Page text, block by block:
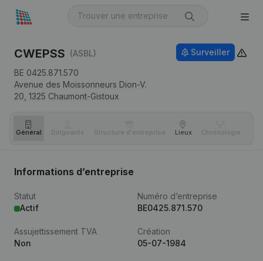
CWEPSS (ASBL)
BE 0425.871.570
Avenue des Moissonneurs Dion-V.
20, 1325 Chaumont-Gistoux
Surveiller
Général Dirigeants Structure d'entreprise Lieux Chronologie
Informations d’entreprise
Statut
Actif
Numéro d’entreprise
BE0425.871.570
Assujettissement TVA
Non
Création
05-07-1984